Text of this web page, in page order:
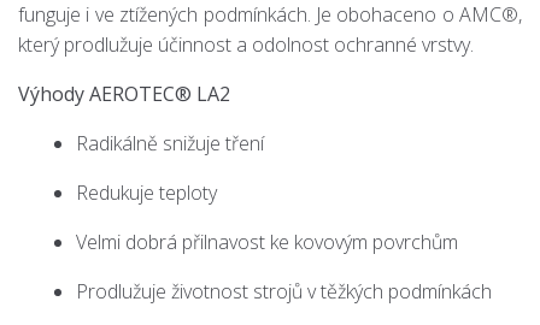
funguje i ve ztížených podmínkách. Je obohaceno o AMC®,
který prodlužuje účinnost a odolnost ochranné vrstvy.
Výhody AEROTEC® LA2
Radikálně snižuje tření
Redukuje teploty
Velmi dobrá přilnavost ke kovovým povrchům
Prodlužuje životnost strojů v těžkých podmínkách